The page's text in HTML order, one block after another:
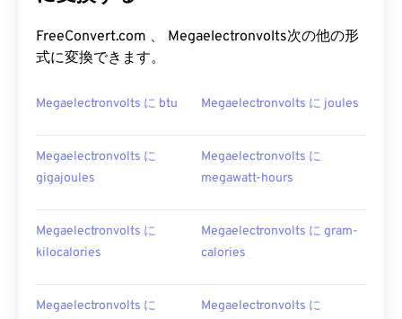
FreeConvert.com 、 Megaelectronvolts次の他の形
式に変換できます。
Megaelectronvolts に btu Megaelectronvolts に joules
Megaelectronvolts に
gigajoules
Megaelectronvolts に
megawatt-hours
Megaelectronvolts に
kilocalories
Megaelectronvolts に gram-
calories
Megaelectronvolts に
Megaelectronvolts に